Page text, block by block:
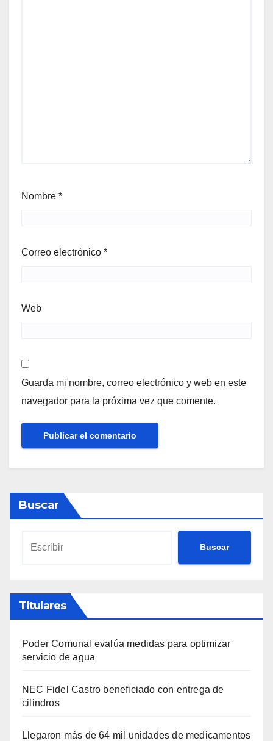
Nombre *
Correo electrónico *
Web
Guarda mi nombre, correo electrónico y web en este
navegador para la próxima vez que comente.
Buscar
Buscar
Titulares
Poder Comunal evalúa medidas para optimizar
servicio de agua
NEC Fidel Castro beneficiado con entrega de
cilindros
Llegaron más de 64 mil unidades de medicamentos